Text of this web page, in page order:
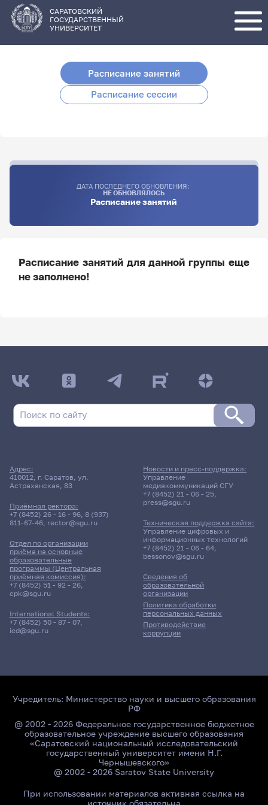
основному
содержанию
САРАТОВСКИЙ
ГОСУДАРСТВЕННЫЙ
УНИВЕРСИТЕТ
Расписание занятий
Расписание сессии
ДАТА ПОСЛЕДНЕГО ОБНОВЛЕНИЯ:
НЕ ОБНОВЛЯЛОСЬ
Расписание занятий
Расписание занятий для данной группы еще
не заполнено!
ДАТА ПОСЛЕДНЕГО ОБНОВЛЕНИЯ:
НЕ ОБНОВЛЯЛОСЬ
16 января 2026 г. 15:35
Спецсеминар
Д/о
Место не назначено
16 января 2026 г. 17:20
Лекция
Д/о
Место не назначено
19 января 2026 г. 15:35
Лекция
Спецсеминар
521гр., ИФиЖ
Адрес:
410012, г. Саратов, ул.
Астраханская, 83
Приёмная ректора:
+7 (8452) 26 - 16 - 96, 8 (937)
811-67-46, rector@sgu.ru
Отдел по организации
приёма на основные
образовательные
программы (Центральная
приёмная комиссия):
+7 (8452) 51 - 92 - 26,
cpk@sgu.ru
International Students:
+7 (8452) 50 - 87 - 07,
ied@sgu.ru
Сведения об
образовательной
организации
Политика обработки
персональных данных
Противодействие
коррупции
Новости и пресс-поддержка:
Управление
медиакоммуникаций СГУ
+7 (8452) 21 - 06 - 25,
press@sgu.ru
Техническая поддержка сайта:
Управление цифровых и
информационных технологий
+7 (8452) 21 - 06 - 64,
bessonov@sgu.ru
Учредитель: Министерство науки и высшего образования
РФ
@ 2002 - 2026 Федеральное государственное бюджетное
образовательное учреждение высшего образования
«Саратовский национальный исследовательский
государственный университет имени Н.Г.
Чернышевского»
@ 2002 - 2026 Saratov State University
При использовании материалов активная ссылка на
источник обязательна